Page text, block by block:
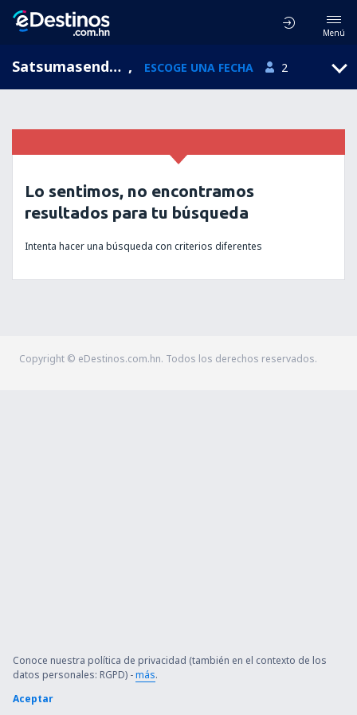
Menú
Satsumasendai, Kagoshima, Japón , ESCOGE UNA FECHA 2
Lo sentimos, no encontramos
resultados para tu búsqueda
Intenta hacer una búsqueda con criterios diferentes
Copyright © eDestinos.com.hn. Todos los derechos reservados.
Conoce nuestra política de privacidad (también en el contexto de los
datos personales: RGPD) -más.
Aceptar